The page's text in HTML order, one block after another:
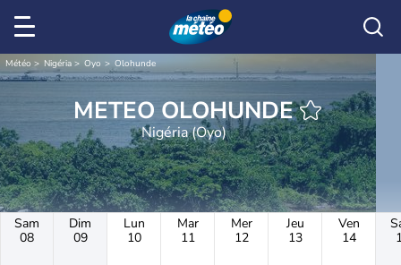
Météo Nigéria Oyo Olohunde
METEO OLOHUNDE
Nigéria (Oyo)
Sam
08
Dim
09
Lun
10
Mar
11
Mer
12
Jeu
13
Ven
14